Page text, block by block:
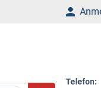
Telefon: